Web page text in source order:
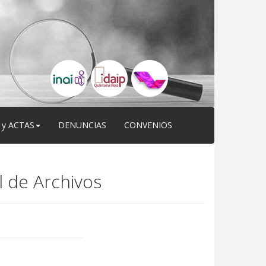
ACTAS DENUNCIAS CONVENIOS
Archivos